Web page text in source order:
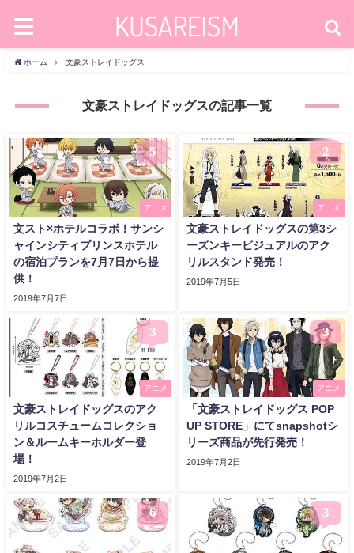
ホーム 文豪ストレイドッグス
文豪ストレイドッグスの記事一覧
5
アニメ
文スト×ホテルコラボ！サンシ
ャインシティプリンスホテル
の宿泊プランを7月7日から提
供！
2019年7月7日
2
アニメ
文豪ストレイドッグスの第3シ
ーズンキービジュアルのアク
リルスタンド発売！
2019年7月5日
3
アニメ
文豪ストレイドッグスのアク
リルコスチュームコレクショ
ン＆ルームキーホルダー登
場！
2019年7月2日
3
アニメ
「文豪ストレイドッグス POP
UP STORE」にてsnapshotシ
リーズ商品が先行発売！
2019年7月2日
6 3